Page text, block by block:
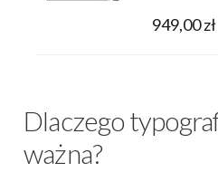
949,00 zł
Dlaczego
ważna?